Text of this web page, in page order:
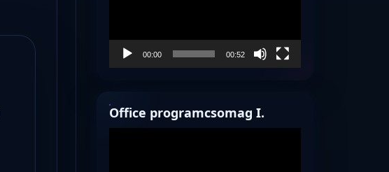
00:00 00:52
Office programcsomag I.